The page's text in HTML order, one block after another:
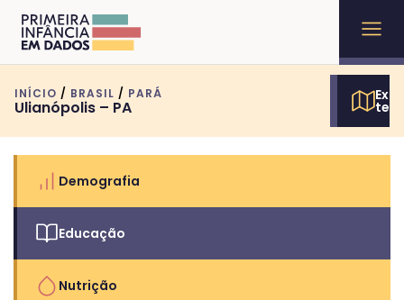
INÍCIO / BRASIL / PARÁ
Ulianópolis – PA
Demografia
Educação
Nutrição